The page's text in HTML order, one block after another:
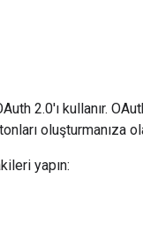
2.0'ı kullanır.
oluşturmanıza
yapın: